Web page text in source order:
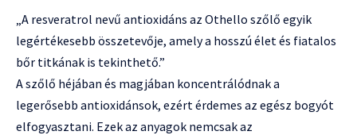
„A resveratrol nevű antioxidáns az Othello szőlő egyik
legértékesebb összetevője, amely a hosszú élet és fiatalos
bőr titkának is tekinthető.”
A szőlő héjában és magjában koncentrálódnak a
legerősebb antioxidánsok, ezért érdemes az egész bogyót
elfogyasztani. Ezek az anyagok nemcsak az